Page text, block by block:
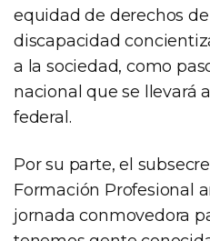
equidad de derechos
discapacidad
a la sociedad, como
nacional que se llevará
federal.
Por su parte, el
Formación Profesional
jornada conmovedora